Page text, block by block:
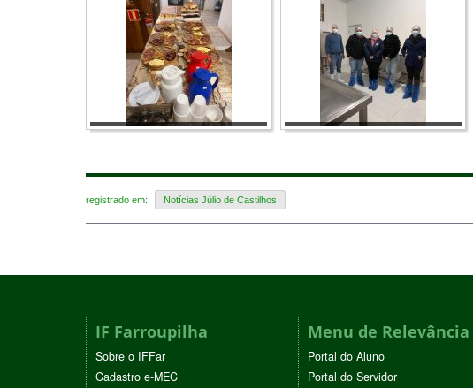
registrado em: Notícias Júlio de Castilhos
IF Farroupilha
Sobre o IFFar
Cadastro e-MEC
Menu de Relevância
Portal do Aluno
Portal do Servidor